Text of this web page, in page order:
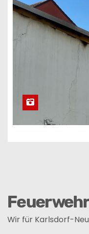
Wir für Karlsdorf-